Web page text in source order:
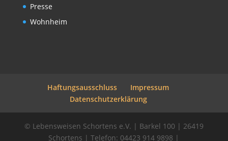
Presse
Wohnheim
Haftungsausschluss
Impressum
Datenschutzerklärung
© Lebensweisen Schortens e.V. | Barkel 100 | 26419
Schortens | Telefon: 04423 914 9898 |